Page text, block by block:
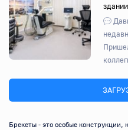
Назад Вперед
Брекеты - это особые конструкции,